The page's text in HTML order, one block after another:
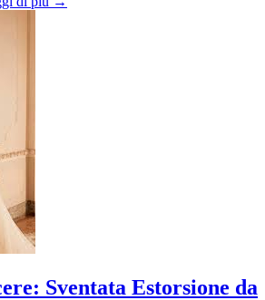
Sventata Estorsione da